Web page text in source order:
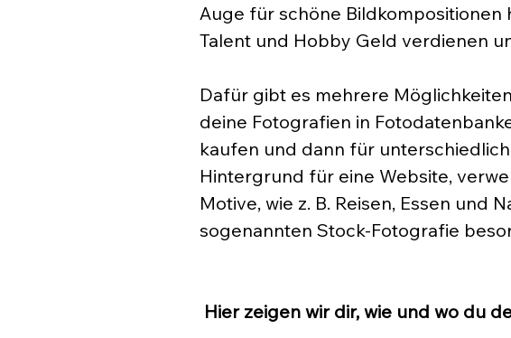
Auge für schöne Bildkompositionen
Talent und Hobby Geld verdienen
Dafür gibt es mehrere
deine Fotografien in
kaufen und dann für
Hintergrund für eine Website,
Motive, wie z. B. Reisen, Essen und
sogenannten Stock-Fotografie
Hier zeigen wir dir, wie und wo du